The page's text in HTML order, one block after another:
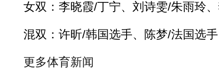
女双：李晓霞/丁宁、刘诗雯/朱雨玲、
混双：许昕/韩国选手、陈梦/法国选手
更多体育新闻